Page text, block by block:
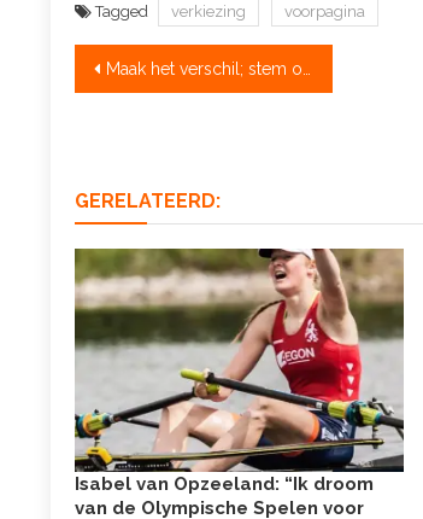
Tagged verkiezing voorpagina
Bericht
Maak het verschil; stem op jouw favoriete roeier, ploegen en coach
GERELATEERD:
Isabel van Opzeeland: “Ik droom
van de Olympische Spelen voor